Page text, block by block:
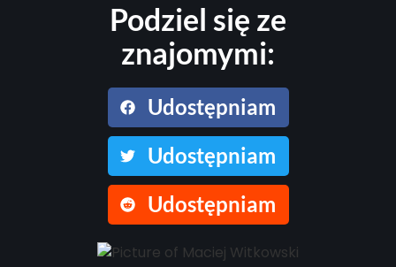
Podziel się ze
znajomymi:
Udostępniam
Udostępniam
Udostępniam